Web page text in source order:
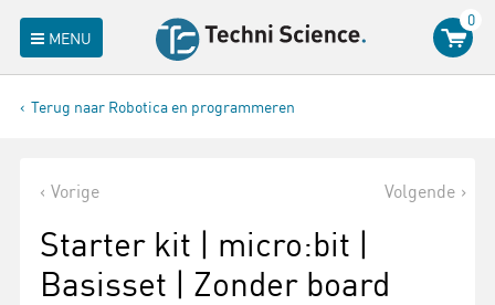
MENU
0
Terug naar Robotica en programmeren
Vorige Volgende
Starter kit | micro:bit |
Basisset | Zonder board